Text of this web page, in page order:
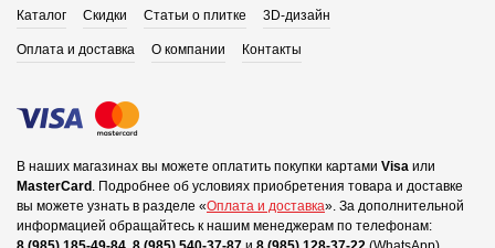
Каталог Скидки Статьи о плитке 3D-дизайн
Оплата и доставка О компании Контакты
В наших магазинах вы можете оплатить покупки картами Visa или
MasterCard Подробнее об условиях приобретения товара и доставке
вы можете узнать в разделе «Оплата и доставка». За дополнительной
информацией обращайтесь к нашим менеджерам по телефонам: